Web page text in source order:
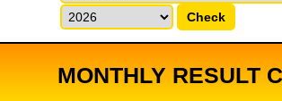
Check
MONTHLY RESULT